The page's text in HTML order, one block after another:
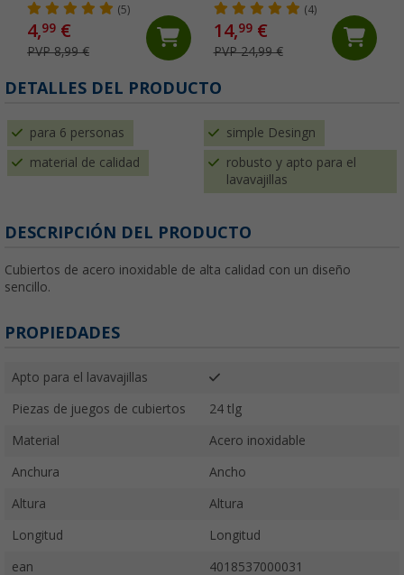
antideslizante
(5)
4,99 €
PVP 8,99 €
inoxidable negro 16 piezas
para 4 personas
(4)
14,99€
PVP 24,99 €
DETALLES DEL PRODUCTO
para 6 personas simple Desingn
material de calidad
robusto y apto para el
lavavajillas
DESCRIPCIÓN DEL PRODUCTO
Cubiertos de acero inoxidable de alta calidad con un diseño
sencillo.
PROPIEDADES
Apto para el lavavajillas
Piezas de juegos de cubiertos 24 tlg
Material Acero inoxidable
Anchura Ancho
Altura Altura
Longitud Longitud
ean 4018537000031